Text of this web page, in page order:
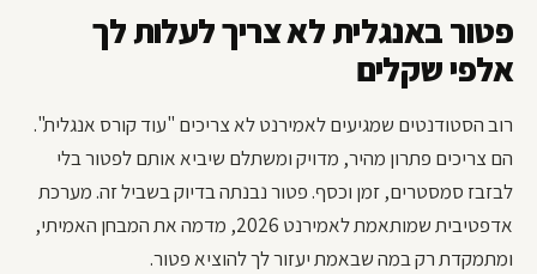
פטור באנגלית לא צריך לעלות לך
אלפי שקלים
רוב הסטודנטים שמגיעים לאמירנט לא צריכים "עוד קורס אנגלית".
הם צריכים פתרון מהיר, מדויק ומשתלם שיביא אותם לפטור בלי
לבזבז סמסטרים, זמן וכסף. פטור נבנתה בדיוק בשביל זה. מערכת
אדפטיבית שמותאמת לאמירנט 2026, מדמה את המבחן האמיתי,
ומתמקדת רק במה שבאמת יעזור לך להוציא פטור.